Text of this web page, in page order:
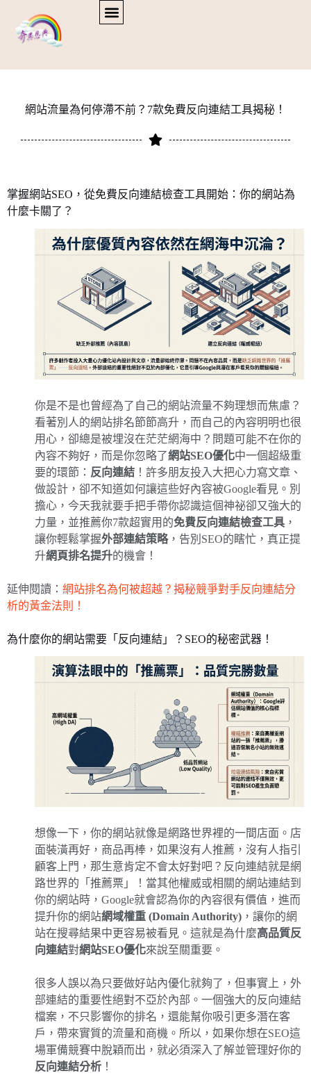
網站流量為何停滯不前？7款免費反向連結工具揭秘！
掌握網站SEO，從免費反向連結檢查工具開始：你的網站為
什麼卡關了？
你是不是也曾經為了自己的網站流量不夠理想而焦慮？
看著別人的網站排名節節高升，而自己的內容明明也很
用心，卻總是被埋沒在茫茫網海中？問題可能不在你的
內容不夠好，而是你忽略了網站SEO優化中一個超級重
要的環節： 反向連結 ！許多朋友投入大把心力寫文章、
做設計，卻不知道如何讓這些好內容被Google看見。別
擔心，今天我就要手把手帶你認識這個神祕卻又強大的
力量，並推薦你7款超實用的免費反向連結檢查工具 ，
讓你輕鬆掌握外部連結策略，告別SEO的瞎忙，真正提
升網頁排名提升的機會！
延伸閱讀： 網站排名為何被超越？揭秘競爭對手反向連結分
析的黃金法則！
為什麼你的網站需要「反向連結」？SEO的秘密武器！
想像一下，你的網站就像是網路世界裡的一間店面。店
面裝潢再好，商品再棒，如果沒有人推薦，沒有人指引
顧客上門，那生意肯定不會太好對吧？反向連結就是網
路世界的「推薦票」！當其他權威或相關的網站連結到
你的網站時，Google就會認為你的內容很有價值，進而
提升你的網站網域權重 (Domain Authority) ，讓你的網
站在搜尋結果中更容易被看見。這就是為什麼高品質反
向連結對網站SEO優化來說至關重要。
很多人誤以為只要做好站內優化就夠了，但事實上，外
部連結的重要性絕對不亞於內部。一個強大的反向連結
檔案，不只影響你的排名，還能幫你吸引更多潛在客
戶，帶來實質的流量和商機。所以，如果你想在SEO這
場軍備競賽中脫穎而出，就必須深入了解並管理好你的
反向連結分析 ！